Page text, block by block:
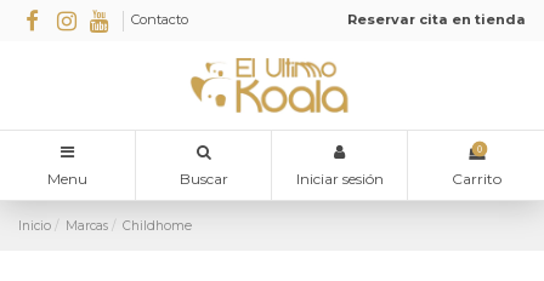
Contacto Reservar cita en tienda
Menu Buscar Iniciar sesión
0
Carrito
Inicio Marcas Childhome